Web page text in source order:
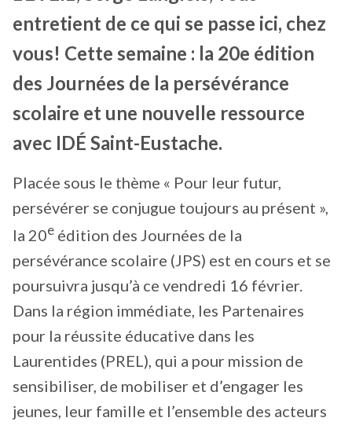
entretient de ce qui se passe ici, chez
vous! Cette semaine : la 20e édition
des Journées de la persévérance
scolaire et une nouvelle ressource
avec IDÉ Saint-Eustache.
Placée sous le thème « Pour leur futur,
persévérer se conjugue toujours au présent »,
la 20e édition des Journées de la
persévérance scolaire (JPS) est en cours et se
poursuivra jusqu’à ce vendredi 16 février.
Dans la région immédiate, les Partenaires
pour la réussite éducative dans les
Laurentides (PREL), qui a pour mission de
sensibiliser, de mobiliser et d’engager les
jeunes, leur famille et l’ensemble des acteurs